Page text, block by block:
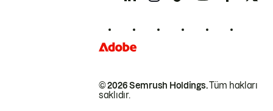
© 2026 Semrush Holdings.Tüm hakları
saklıdır.